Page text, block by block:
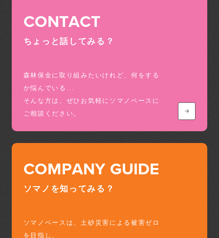
CONTACT
ちょっと話してみる？
森林保全に取り組みたいけれど、何をする
か悩んでいる...
そんな方は、ぜひお気軽にソマノベースに
ご相談ください。
COMPANY GUIDE
ソマノを知ってみる？
ソマノベースは、土砂災害による被害ゼロ
を目指し、